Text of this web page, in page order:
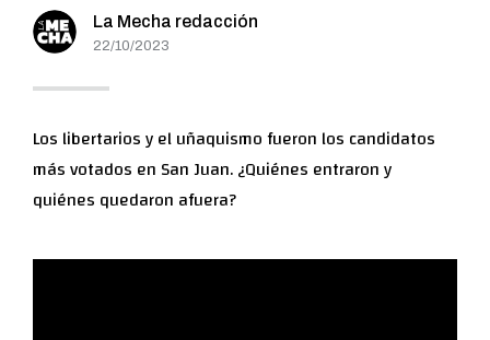
La Mecha redacción
22/10/2023
Los libertarios y el uñaquismo fueron los candidatos
más votados en San Juan. ¿Quiénes entraron y
quiénes quedaron afuera?